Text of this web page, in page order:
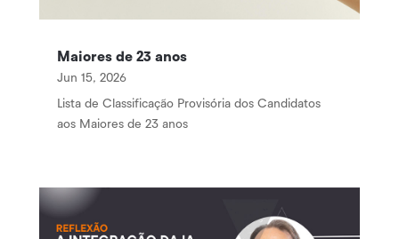
Maiores de 23 anos
Jun 15, 2026
Lista de Classificação Provisória dos Candidatos
aos Maiores de 23 anos